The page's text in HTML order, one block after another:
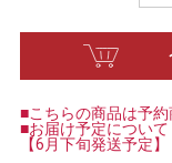
■こちらの商品は予約
■お届け予定について
【6月下旬発送予定】